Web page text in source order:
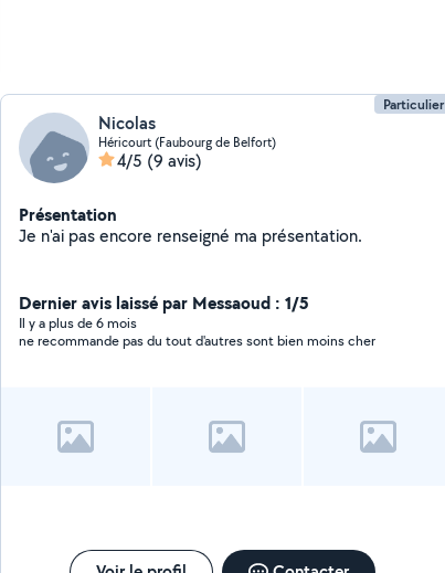
Particulier
Nicolas
Héricourt (Faubourg de Belfort)
4/5 (9 avis)
Présentation
Je n'ai pas encore renseigné ma présentation.
Dernier avis laissé par Messaoud : 1/5
Il y a plus de 6 mois
ne recommande pas du tout d'autres sont bien moins cher